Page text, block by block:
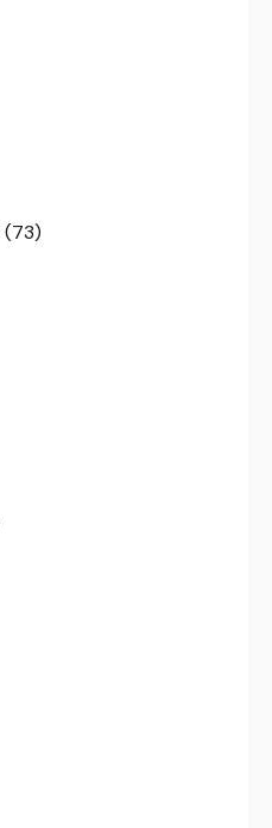
(73)